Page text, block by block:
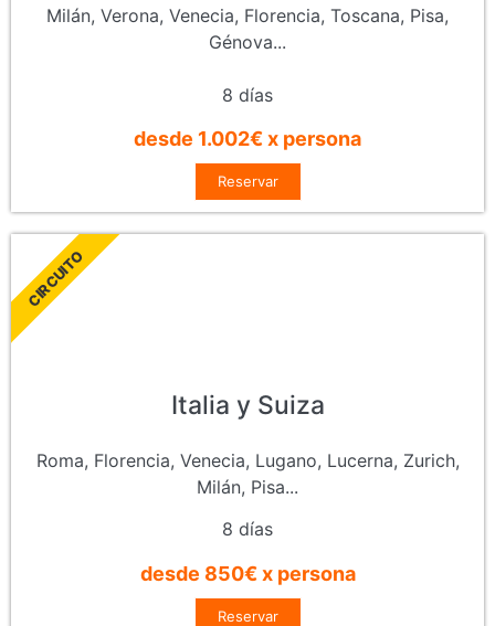
Milán, Verona, Venecia, Florencia, Toscana, Pisa,
Génova...
8 días
desde 1.002€ x persona
Reservar
Italia y Suiza
Roma, Florencia, Venecia, Lugano, Lucerna, Zurich,
Milán, Pisa...
8 días
desde 850€ x persona
Reservar
CIRCUITO